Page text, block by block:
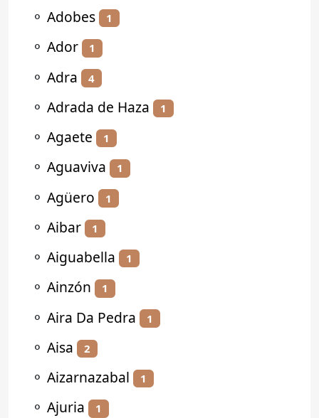
⚬ Adobes 1
⚬ Ador 1
⚬ Adra 4
⚬ Adrada de Haza 1
⚬ Agaete 1
⚬ Aguaviva 1
⚬ Agüero 1
⚬ Aibar 1
⚬ Aiguabella 1
⚬ Ainzón 1
⚬ Aira Da Pedra 1
⚬ Aisa 2
⚬ Aizarnazabal 1
⚬ Ajuria 1